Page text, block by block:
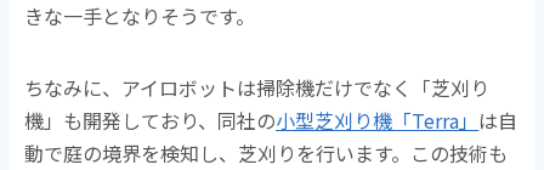
きな一手となりそうです。
ちなみに、アイロボットは掃除機だけでなく「芝刈り
機」も開発しており、同社の小型芝刈り機「Terra」 は自
動で庭の境界を検知し、芝刈りを行います。この技術も